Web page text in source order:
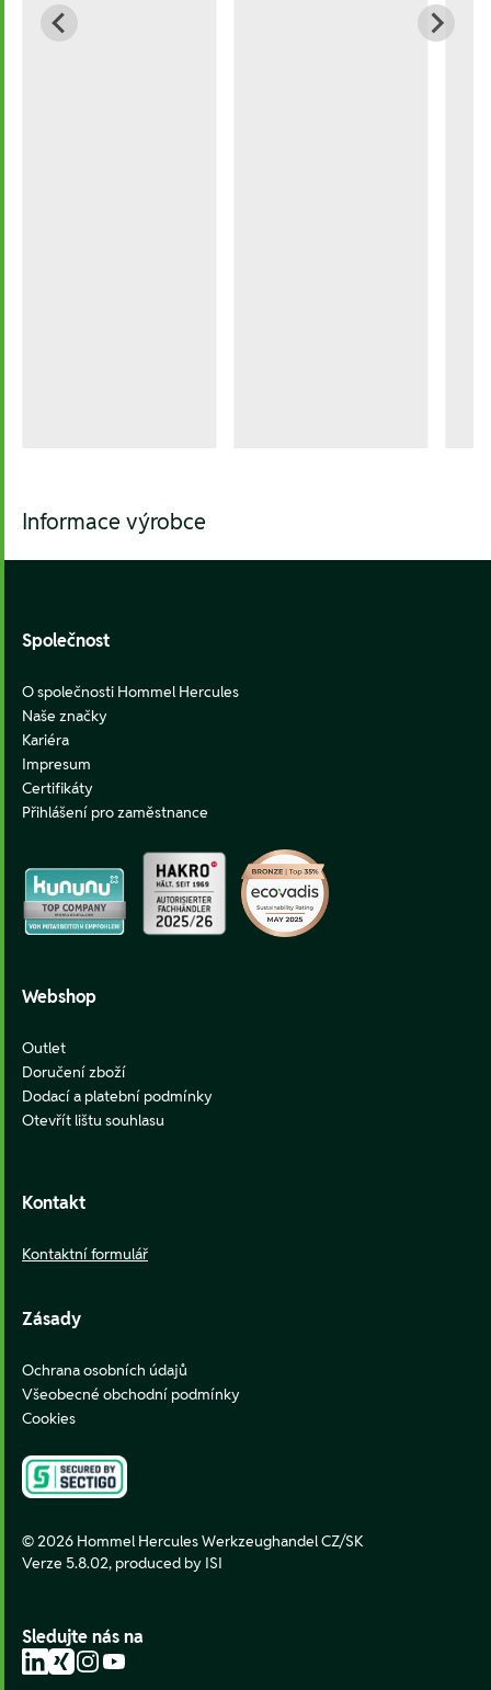
Informace výrobce
Společnost
O společnosti Hommel Hercules
Naše značky
Kariéra
Impresum
Certifikáty
Přihlášení pro zaměstnance
Webshop
Outlet
Doručení zboží
Dodací a platební podmínky
Otevřít lištu souhlasu
Kontakt
Kontaktní formulář
Zásady
Ochrana osobních údajů
Všeobecné obchodní podmínky
Cookies
© 2026 Hommel Hercules Werkzeughandel CZ/SK
Verze 5.8.02, produced by ISI
Sledujte nás na
LinkedIn
XingInstagram
YouTube